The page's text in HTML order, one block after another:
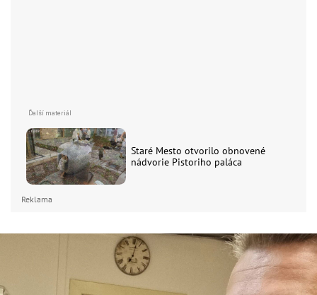
Staré Mesto otvorilo obnovené
nádvorie Pistoriho paláca
Reklama